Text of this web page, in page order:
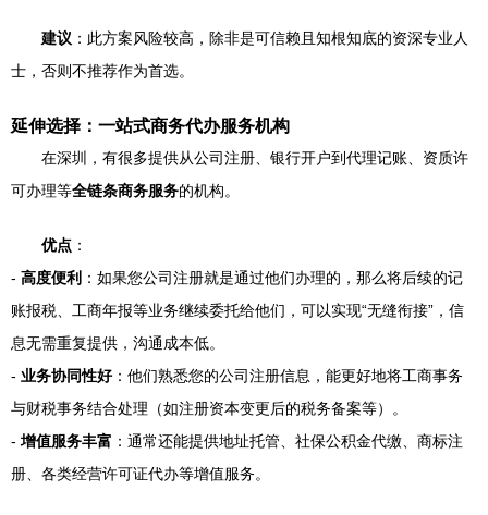
建议 ：此方案风险较高，除非是可信赖且知根知底的资深专业人
士，否则不推荐作为首选。
延伸选择：一站式商务代办服务机构
在深圳，有很多提供从公司注册、银行开户到代理记账、资质许
可办理等全链条商务服务的机构。
优点 ：
- 高度便利 ：如果您公司注册就是通过他们办理的，那么将后续的记
账报税、工商年报等业务继续委托给他们，可以实现“无缝衔接”，信
息无需重复提供，沟通成本低。
- 业务协同性好：他们熟悉您的公司注册信息，能更好地将工商事务
与财税事务结合处理（如注册资本变更后的税务备案等）。
- 增值服务丰富 ：通常还能提供地址托管、社保公积金代缴、商标注
册、各类经营许可证代办等增值服务。